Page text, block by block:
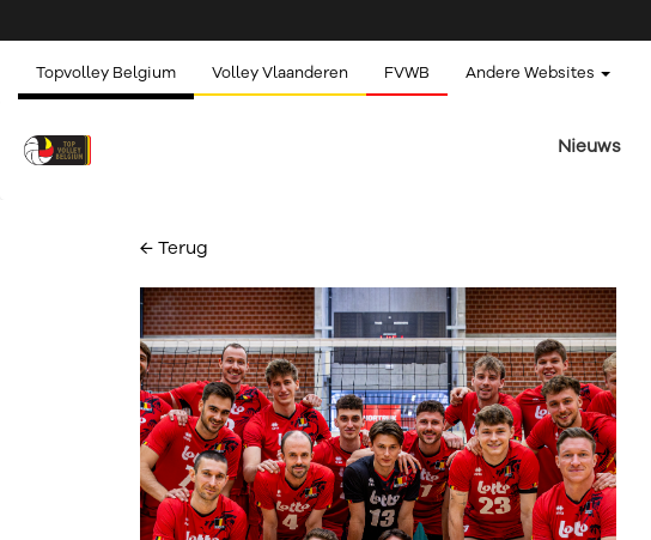
Topvolley Belgium Volley Vlaanderen FVWB Andere Websites
Nieuws
← Terug